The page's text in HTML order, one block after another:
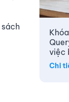
việc
Chi